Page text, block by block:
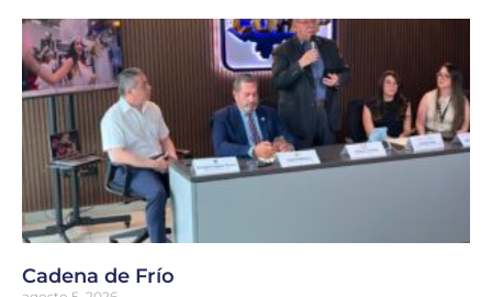
Cadena de Frío